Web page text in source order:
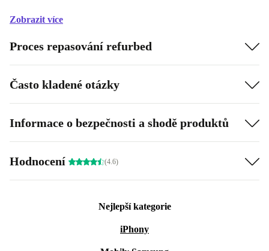
Zobrazit více
Proces repasování refurbed
Často kladené otázky
Informace o bezpečnosti a shodě produktů
Hodnocení (4.6)
Nejlepší kategorie
iPhony